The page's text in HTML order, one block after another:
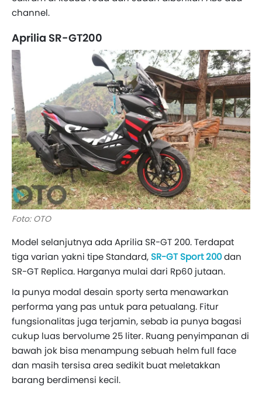
channel.
Aprilia SR-GT200
Foto: OTO
Model selanjutnya ada Aprilia SR-GT 200. Terdapat
tiga varian yakni tipe Standard, SR-GT Sport 200dan
SR-GT Replica. Harganya mulai dari Rp60 jutaan.
Ia punya modal desain sporty serta menawarkan
performa yang pas untuk para petualang. Fitur
fungsionalitas juga terjamin, sebab ia punya bagasi
cukup luas bervolume 25 liter. Ruang penyimpanan di
bawah jok bisa menampung sebuah helm full face
dan masih tersisa area sedikit buat meletakkan
barang berdimensi kecil.